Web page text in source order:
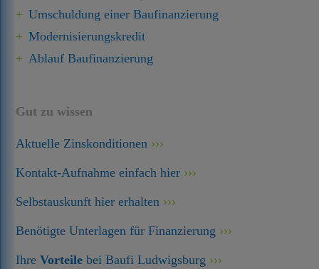
Umschuldung einer Baufinanzierung
Modernisierungskredit
Ablauf Baufinanzierung
Gut zu wissen
Aktuelle Zinskonditionen
Kontakt-Aufnahme einfach hier
Selbstauskunft hier erhalten
Benötigte Unterlagen für Finanzierung
IhreVorteile bei Baufi Ludwigsburg